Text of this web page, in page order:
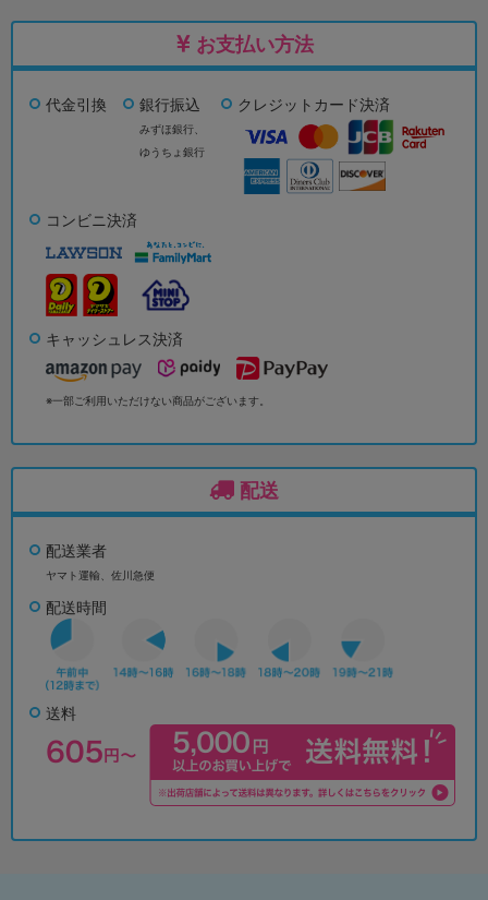
お支払い方法
代金引換 銀行振込
みずほ銀行、
ゆうちょ銀行
クレジットカード決済
コンビニ決済
キャッシュレス決済
※一部ご利用いただけない商品がございます。
配送
配送業者
ヤマト運輸、佐川急便
配送時間
送料